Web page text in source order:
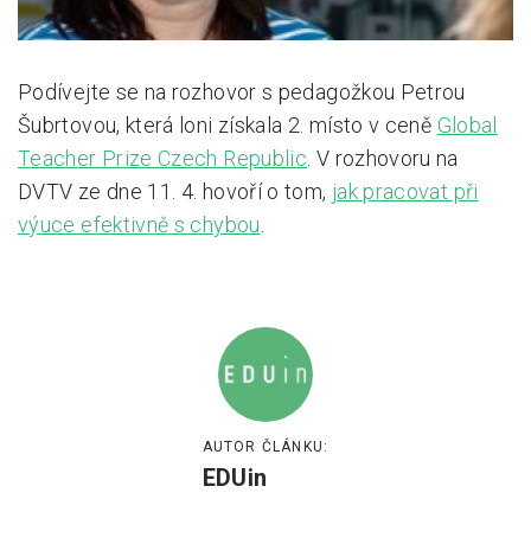
O nás
Partneři a dárci
Kontakty
Podívejte se na rozhovor s pedagožkou Petrou
Šubrtovou, která loni získala 2. místo v ceně Global
Teacher Prize Czech Republic . V rozhovoru na
DVTV ze dne 11. 4. hovoří o tom, jak pracovat při
výuce efektivně s chybou
AUTOR ČLÁNKU:
EDUin